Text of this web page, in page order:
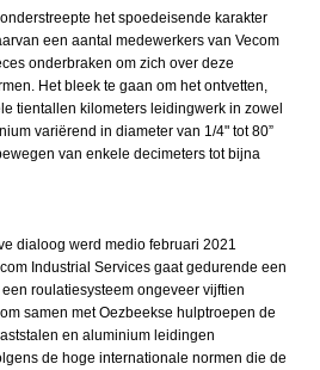
het spoedeisende karakter
een aantal medewerkers van Vecom
onderbraken om zich over deze
Het bleek te gaan om het ontvetten,
tientallen kilometers leidingwerk in zowel
variërend in diameter van 1/4" tot 80”
van enkele decimeters tot bijna
dialoog werd medio februari 2021
Industrial Services gaat gedurende een
roulatiesysteem ongeveer vijftien
samen met Oezbeekse hulptroepen de
en aluminium leidingen
de hoge internationale normen die de